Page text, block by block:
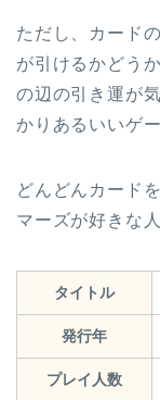
ただし、カード
が引けるかどう
の辺の引き運が
かりあるいいゲ
どんどんカード
マーズが好きな
タイトル
発行年
プレイ人数